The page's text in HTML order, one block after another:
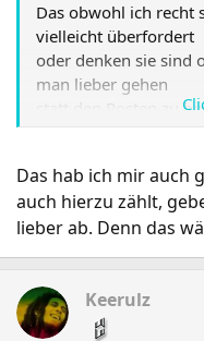
Das obwohl ich recht
vielleicht überfordert
oder denken sie sind
man lieber gehen
statt den Posten zu
Das hab ich mir auch
auch hierzu zählt,
lieber ab. Denn das
Keerulz